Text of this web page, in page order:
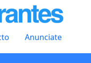
Anunciate